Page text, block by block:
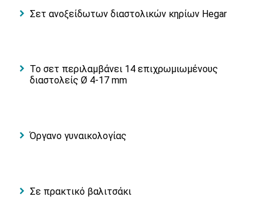
Σετ ανοξείδωτων διαστολικών κηρίων Hegar
Το σετ περιλαμβάνει 14 επιχρωμιωμένους
διαστολείς Ø 4-17 mm
Όργανο γυναικολογίας
Σε πρακτικό βαλιτσάκι